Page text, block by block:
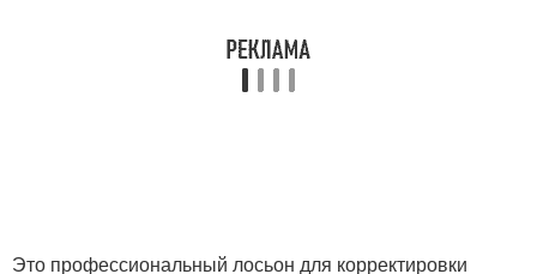
Это профессиональный лосьон для корректировки